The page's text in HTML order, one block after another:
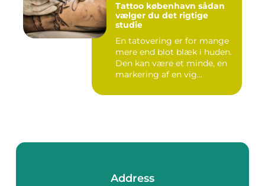
Tattoo københavn sådan
vælger du det rigtige
studie
En tatovering er for mange
mere end blot blæk i huden.
Den kan være et minde, en
markering af en vig...
Address